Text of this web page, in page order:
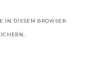
IN DIESEM BROWSER